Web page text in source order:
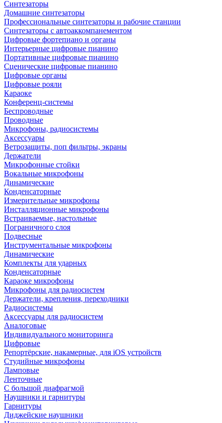
Синтезаторы
Домашние синтезаторы
Профессиональные синтезаторы и рабочие станции
Синтезаторы с автоаккомпанементом
Цифровые фортепиано и органы
Интерьерные цифровые пианино
Портативные цифровые пианино
Сценические цифровые пианино
Цифровые органы
Цифровые рояли
Караоке
Конференц-системы
Беспроводные
Проводные
Микрофоны, радиосистемы
Аксессуары
Ветрозащиты, поп фильтры, экраны
Держатели
Микрофонные стойки
Вокальные микрофоны
Динамические
Конденсаторные
Измерительные микрофоны
Инсталляционные микрофоны
Встраиваемые, настольные
Пограничного слоя
Подвесные
Инструментальные микрофоны
Динамические
Комплекты для ударных
Конденсаторные
Караоке микрофоны
Микрофоны для радиосистем
Держатели, крепления, переходники
Радиосистемы
Аксессуары для радиосистем
Аналоговые
Индивидуального мониторинга
Цифровые
Репортёрские, накамерные, для iOS устройств
Студийные микрофоны
Ламповые
Ленточные
С большой диафрагмой
Наушники и гарнитуры
Гарнитуры
Диджейские наушники